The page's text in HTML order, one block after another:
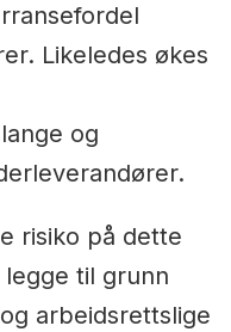
Likeledes økes
og
risiko på dette
legge til grunn
arbeidsrettslige